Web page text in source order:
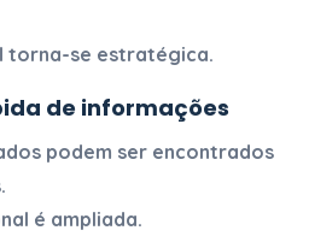
torna-se estratégica.
de informações
podem ser encontrados
é ampliada.